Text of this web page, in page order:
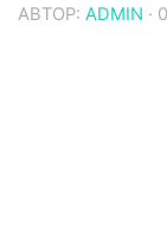
АВТОР: ADMIN ·